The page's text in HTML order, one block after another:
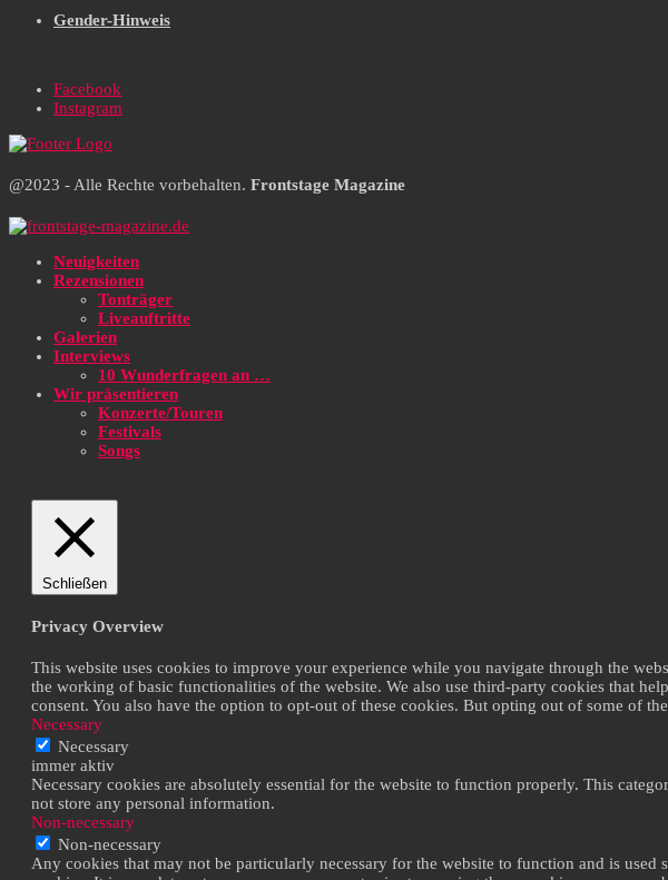
Gender-Hinweis
Facebook
Instagram
@2023 - Alle Rechte vorbehalten. Frontstage Magazine
Neuigkeiten
Rezensionen
Tonträger
Liveauftritte
Galerien
Interviews
10 Wunderfragen an …
Wir präsentieren
Konzerte/Touren
Festivals
Songs
Schließen
Privacy Overview
This website uses cookies to improve your experience while you navigate through the
the working of basic functionalities of the website. We also use third-party cookies that
consent. You also have the option to opt-out of these cookies. But opting out of some of
Necessary
Necessary
immer aktiv
Necessary cookies are absolutely essential for the website to function properly. This
not store any personal information.
Non-necessary
Non-necessary
Any cookies that may not be particularly necessary for the website to function and is